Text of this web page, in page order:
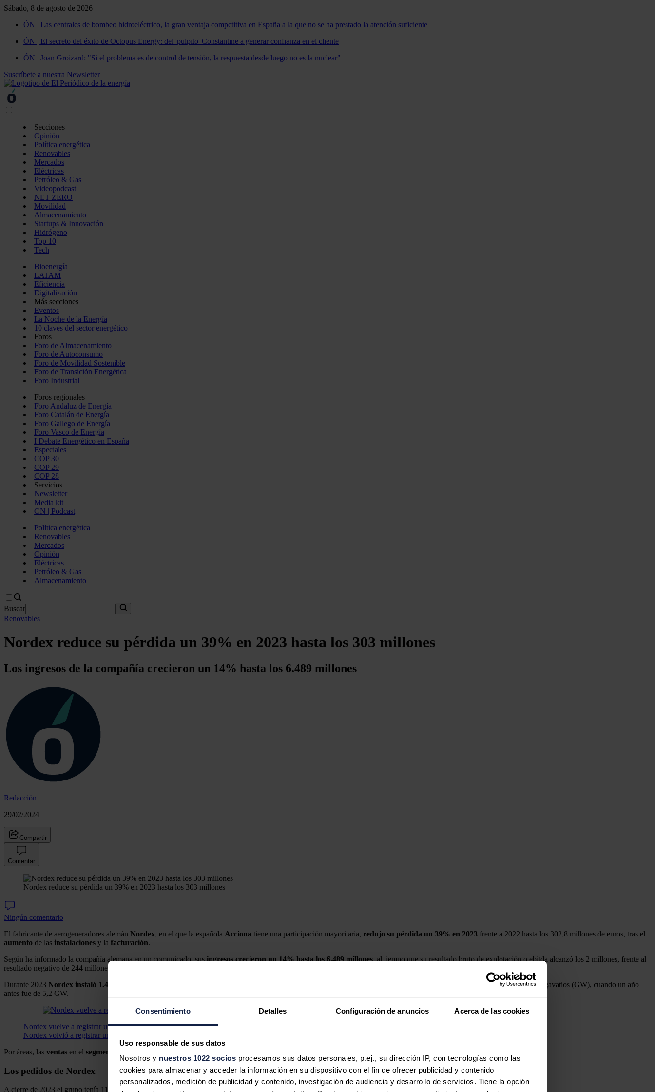
Consentimiento Detalles Configuración de anuncios Acerca de las cookies
Uso responsable de sus datos
Nosotros y nuestros 1022 socios procesamos sus datos personales, p.ej., su dirección IP, con tecnologías como las
cookies para almacenar y acceder la información en su dispositivo con el fin de ofrecer publicidad y contenido
personalizados, medición de publicidad y contenido, investigación de audiencia y desarrollo de servicios. Tiene la opción
Sábado, 8 de agosto de 2026
ÓN | Las centrales de bombeo hidroeléctrico, la gran ventaja competitiva en España a la que no se ha prestado la atención suficiente
ÓN | El secreto del éxito de Octopus Energy: del 'pulpito' Constantine a generar confianza en el cliente
ÓN | Joan Groizard: "Si el problema es de control de tensión, la respuesta desde luego no es la nuclear"
Suscríbete a nuestra Newsletter
Secciones
Opinión
Política energética
Renovables
Mercados
Eléctricas
Petróleo & Gas
Videopodcast
NET ZERO
Movilidad
Almacenamiento
Startups & Innovación
Hidrógeno
Top 10
Tech
Bioenergía
LATAM
Eficiencia
Digitalización
Más secciones
Eventos
La Noche de la Energía
10 claves del sector energético
Foros
Foro de Almacenamiento
Foro de Autoconsumo
Foro de Movilidad Sostenible
Foro de Transición Energética
Foro Industrial
Foros regionales
Foro Andaluz de Energía
Foro Catalán de Energía
Foro Gallego de Energía
Foro Vasco de Energía
I Debate Energético en España
Especiales
COP 30
COP 29
COP 28
Servicios
Newsletter
Media kit
ON | Podcast
Política energética
Renovables
Mercados
Opinión
Eléctricas
Petróleo & Gas
Almacenamiento
Buscar
Renovables
Nordex reduce su pérdida un 39% en 2023 hasta los 303 millones
Los ingresos de la compañía crecieron un 14% hasta los 6.489 millones
Redacción
29/02/2024
Compartir
Comentar
Nordex reduce su pérdida un 39% en 2023 hasta los 303 millones
Ningún comentario
El fabricante de aerogeneradores alemán Nordex, en el que la española Acciona tiene una participación mayoritaria, redujo su pérdida un 39% en 2023 frente a 2022 hasta los 302,8 millones de euros, tras el
aumento de las instalaciones y la facturación.
Según ha informado la compañía alemana en un comunicado, susingresos crecieron un 14% hasta los 6.489 millones, al tiempo que su resultado bruto de explotación o ebitda alcanzó los 2 millones, frente al
resultado negativo de 244 millones del año anterior.
Durante 2023 Nordex instaló 1.429 generadores en 24 países, lo que supone superar en casi un 27% las cifras de 2022
, con una potencia nominal de algo menos de 7,3 gigavatios (GW), cuando un año
antes fue de 5,2 GW.
Nordex vuelve a registrar un Ebitda positivo tras incrementar un 14% sus ventas en 2023
Nordex volvió a registrar un resultado bruto de explotación positivo en 2023 después de aumentar sus ventas un 14%, hasta los 6.500 millones.
Por áreas, las ventas en el segmento proyectos crecieron un 13,8% hasta los 5.800 millones, mientras que las de servicios aumentaron un 18,3% hasta los 679 millones.
Los pedidos de Nordex
A cierre de 2023 el grupo tenía 11.400 aerogeneradores con una capacidad de 35 GW en servicio, de los que más de 10.000 eran bajo contratos a largo plazo.